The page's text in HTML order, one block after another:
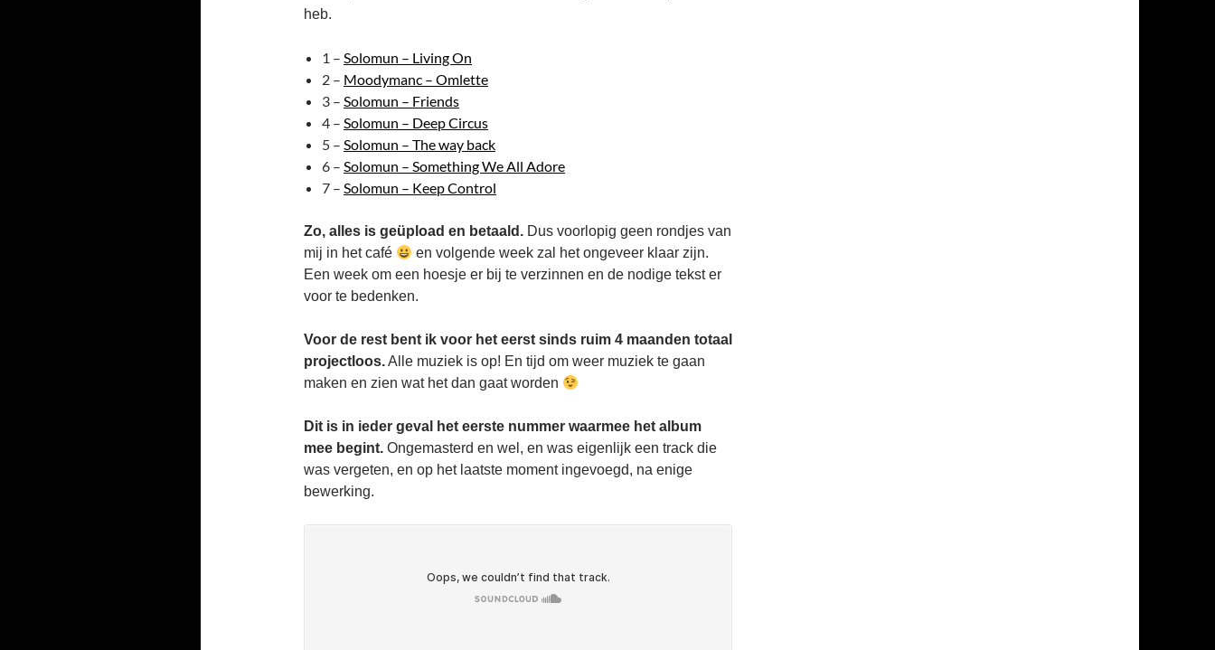
heb.
1 – Solomun – Living On
2 – Moodymanc – Omlette
3 – Solomun – Friends
4 – Solomun – Deep Circus
5 – Solomun – The way back
6 – Solomun – Something We All Adore
7 – Solomun – Keep Control
Zo, alles is geüpload en betaald. Dus voorlopig geen rondjes van
mij in het café
en volgende week zal het ongeveer klaar zijn.
Een week om een hoesje er bij te verzinnen en de nodige tekst er
voor te bedenken.
Voor de rest bent ik voor het eerst sinds ruim 4 maanden totaal
projectloos.Alle muziek is op! En tijd om weer muziek te gaan
maken en zien wat het dan gaat worden
Dit is in ieder geval het eerste nummer waarmee het album
mee begint. Ongemasterd en wel, en was eigenlijk een track die
was vergeten, en op het laatste moment ingevoegd, na enige
bewerking.